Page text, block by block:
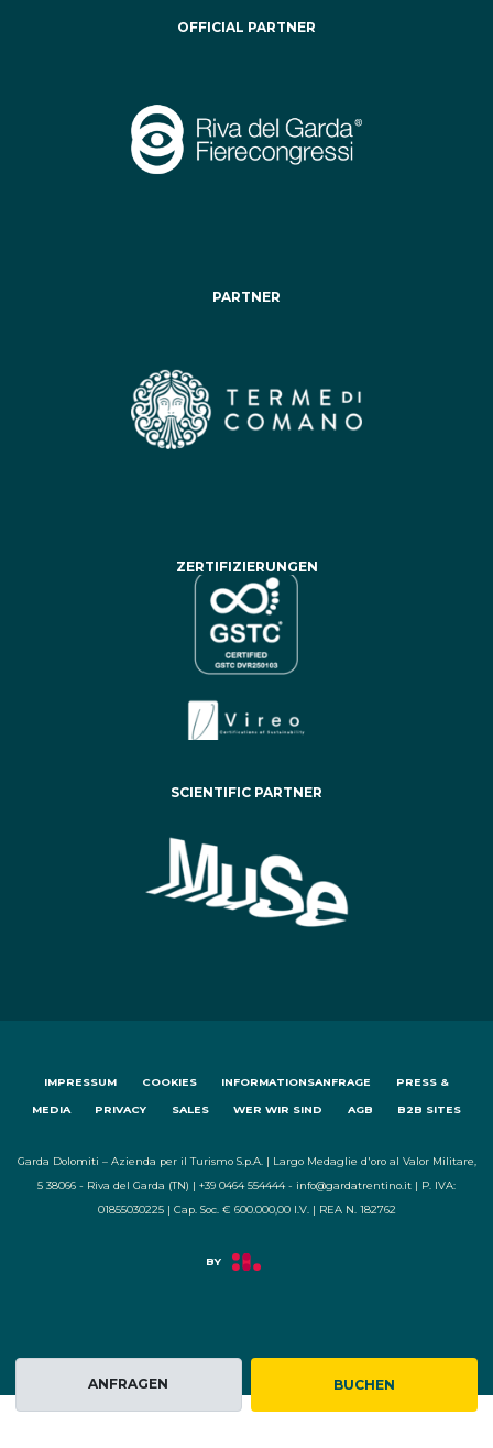
ANFRAGEN BUCHEN
OFFICIAL PARTNER
PARTNER
ZERTIFIZIERUNGEN
SCIENTIFIC PARTNER
IMPRESSUM COOKIES INFORMATIONSANFRAGE PRESS &
MEDIA PRIVACY SALES WER WIR SIND AGB B2B SITES
Garda Dolomiti – Azienda per il Turismo S.p.A. | Largo Medaglie d'oro al Valor Militare,
5 38066 - Riva del Garda (TN) | +39 0464 554444 - info@gardatrentino.it | P. IVA:
01855030225 | Cap. Soc. € 600.000,00 I.V. | REA N. 182762